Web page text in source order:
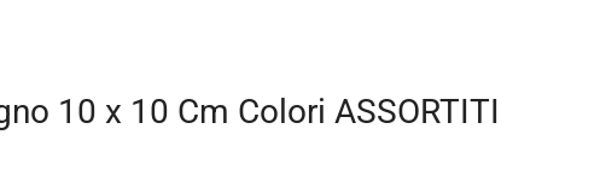
10 x 10 Cm Colori ASSORTITI